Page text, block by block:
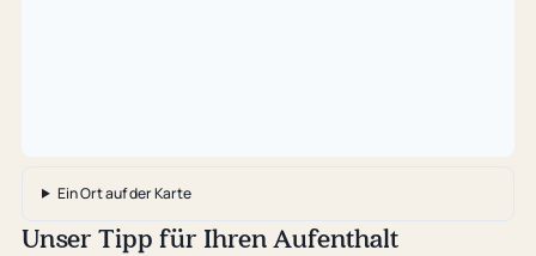
Ein Ort auf der Karte
Unser Tipp für Ihren Aufenthalt